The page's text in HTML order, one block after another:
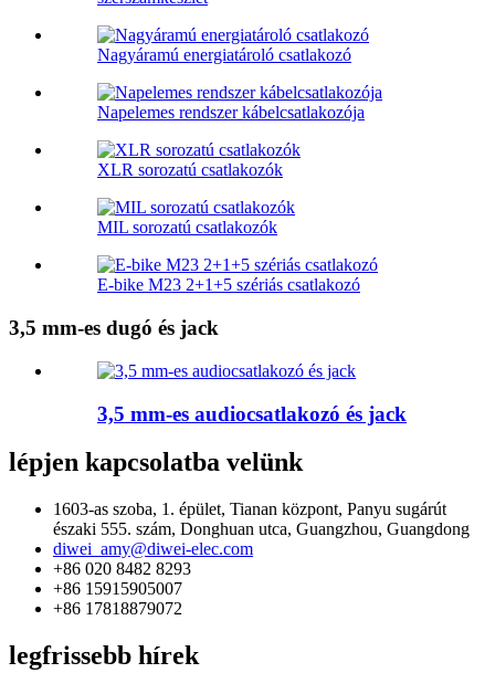
Nagyáramú energiatároló csatlakozó
Napelemes rendszer kábelcsatlakozója
XLR sorozatú csatlakozók
MIL sorozatú csatlakozók
E-bike M23 2+1+5 szériás csatlakozó
3,5 mm-es dugó és jack
3,5 mm-es audiocsatlakozó és jack
lépjen kapcsolatba velünk
1603-as szoba, 1. épület, Tianan központ, Panyu sugárút
északi 555. szám, Donghuan utca, Guangzhou, Guangdong
diwei_amy@diwei-elec.com
+86 020 8482 8293
+86 15915905007
+86 17818879072
legfrissebb hírek